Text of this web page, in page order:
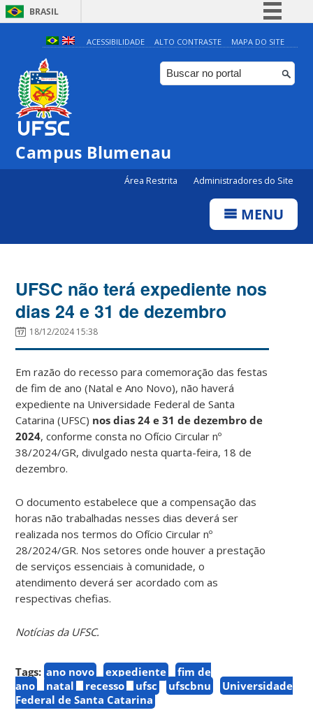
BRASIL
Simplifique!
Comunica BR
Participe
ACESSIBILIDADE ALTO CONTRASTE MAPA DO SITE
Campus Blumenau
Área Restrita Administradores do Site
MENU
UFSC não terá expediente nos
dias 24 e 31 de dezembro
18/12/2024 15:38
Em razão do recesso para comemoração das festas
de fim de ano (Natal e Ano Novo), não haverá
expediente na Universidade Federal de Santa
Catarina (UFSC) nos dias 24 e 31 de dezembro de
2024, conforme consta no Ofício Circular nº
38/2024/GR, divulgado nesta quarta-feira, 18 de
dezembro.
O documento estabelece que a compensação das
horas não trabalhadas nesses dias deverá ser
realizada nos termos do Ofício Circular nº
28/2024/GR. Nos setores onde houver a prestação
de serviços essenciais à comunidade, o
atendimento deverá ser acordado com as
respectivas chefias.
Notícias da UFSC.
Tags: ano novo expediente
fim de
ano
natal recesso ufsc ufscbnu
Universidade
Federal de Santa Catarina